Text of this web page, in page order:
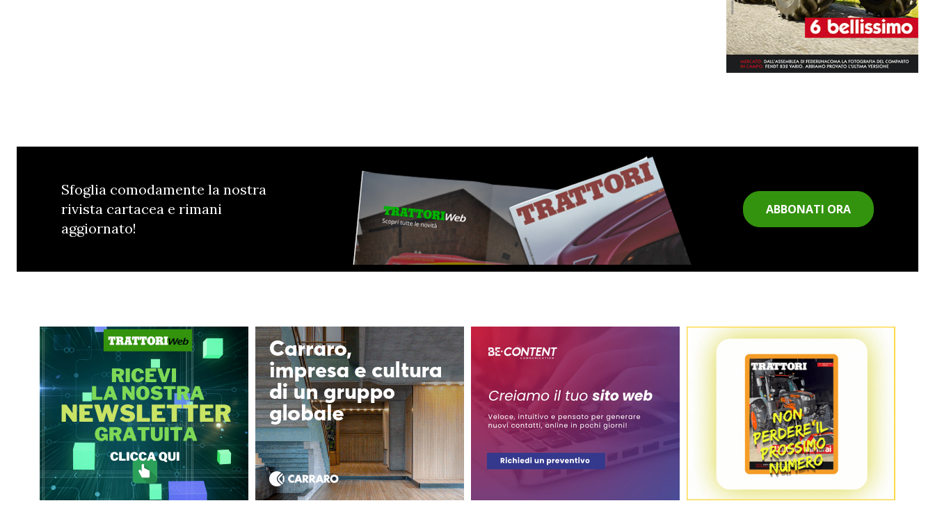
Sfoglia comodamente la nostra
rivista cartacea e rimani
aggiornato!
ABBONATI ORA